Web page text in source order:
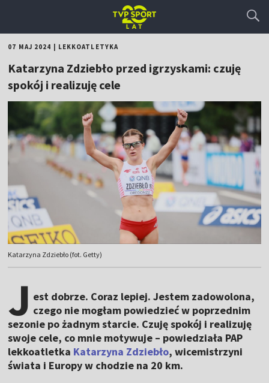
07 MAJ 2024 LEKKOATLETYKA
Katarzyna Zdziebło przed igrzyskami: czuję
spokój i realizuję cele
Katarzyna Zdziebło (fot. Getty)
J est dobrze. Coraz lepiej. Jestem zadowolona,
czego nie mogłam powiedzieć w poprzednim
sezonie po żadnym starcie. Czuję spokój i realizuję
swoje cele, co mnie motywuje – powiedziała PAP
lekkoatletka Katarzyna Zdziebło, wicemistrzyni
świata i Europy w chodzie na 20 km.